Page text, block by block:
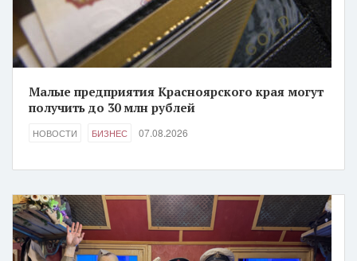
Малые предприятия Красноярского края могут
получить до 30 млн рублей
НОВОСТИ БИЗНЕС 07.08.2026